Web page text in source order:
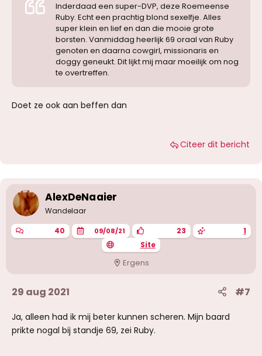
Inderdaad een super-DVP, deze Roemeense
Ruby. Echt een prachtig blond sexelfje. Alles
super klein en lief en dan die mooie grote
borsten. Vanmiddag heerlijk 69 oraal van Ruby
genoten en daarna cowgirl, missionaris en
doggy geneukt. Dit lijkt mij maar moeilijk om nog
te overtreffen.
Doet ze ook aan beffen dan
Citeer dit bericht
AlexDeNaaier
Wandelaar
40 09/08/21 23
1
Site
Ergens
29 aug 2021 #7
Ja, alleen had ik mij beter kunnen scheren. Mijn baard
prikte nogal bij standje 69, zei Ruby.